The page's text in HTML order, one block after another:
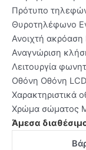
Πρότυπο
Θυροτηλέφωνο
Ανοιχτή
Αναγνώριση
Λειτουργία
Οθόνη Οθόνη
Χαρακτηριστικά
Χρώμα σώματος
Άμεσα